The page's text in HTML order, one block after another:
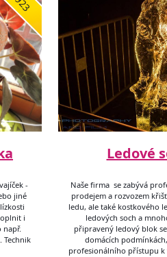
-
jiné
i
např.
Technik
Ledové
Naše firma se zabývá
prodejem a rozvozem
ledu, ale také kostkového
ledových soch a
připravený ledový blok
domácích
profesionálního přístupu